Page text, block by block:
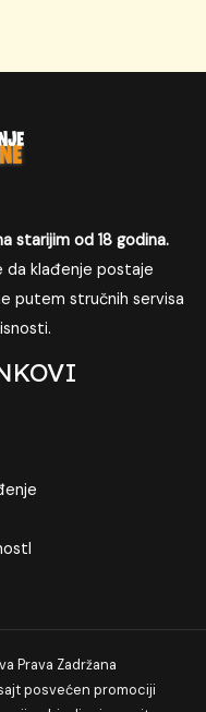
starijim od 18 godina.
da klađenje postaje
putem stručnih servisa
Prava Zadržana
posvećen promociji